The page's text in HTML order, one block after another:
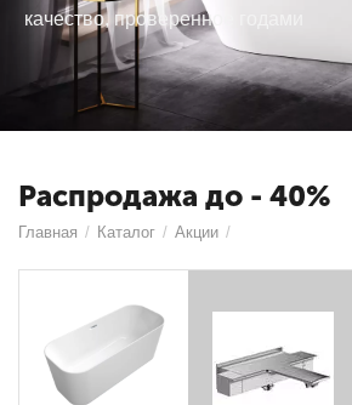
качество, проверенное годами
Распродажа до - 40%
Главная / Каталог / Акции /